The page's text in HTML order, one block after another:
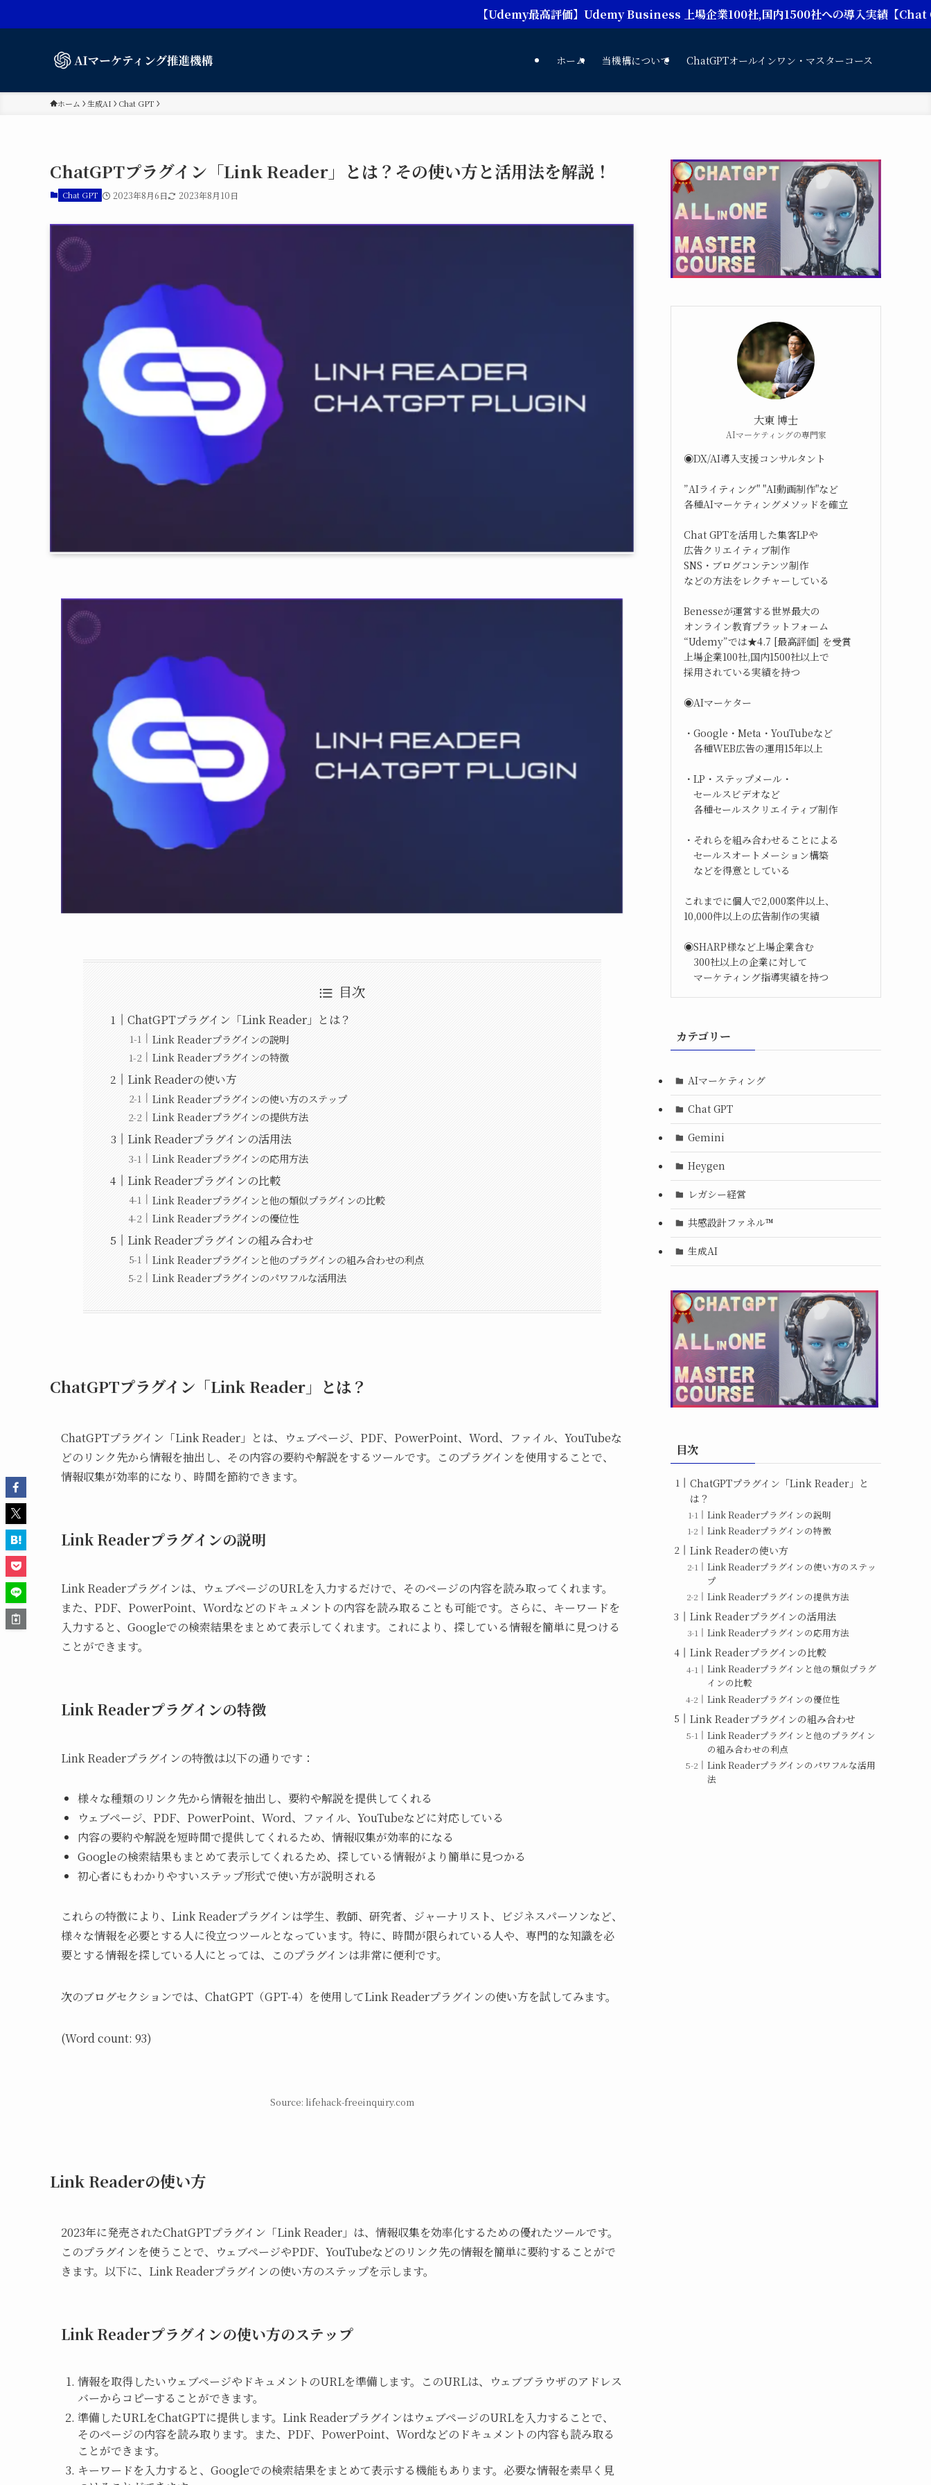
【Udemy最高評価】Udemy Business 上場企業100社,国内1500社への導入実績【Chat GPTオールイ
ホーム 当機構について ChatGPTオールインワン・マスターコース
ホーム 生成AI Chat GPT
ChatGPTプラグイン「Link Reader」とは？その使い方と活用法を解説！
Chat GPT 2023年8月6日 2023年8月10日
目次
ChatGPTプラグイン「Link Reader」とは？
Link Readerプラグインの説明
Link Readerプラグインの特徴
Link Readerの使い方
Link Readerプラグインの使い方のステップ
Link Readerプラグインの提供方法
Link Readerプラグインの活用法
Link Readerプラグインの応用方法
Link Readerプラグインの比較
Link Readerプラグインと他の類似プラグインの比較
Link Readerプラグインの優位性
Link Readerプラグインの組み合わせ
Link Readerプラグインと他のプラグインの組み合わせの利点
Link Readerプラグインのパワフルな活用法
ChatGPTプラグイン「Link Reader」とは？
ChatGPTプラグイン「Link Reader」とは、ウェブページ、PDF、PowerPoint、Word、ファイル、YouTubeな
どのリンク先から情報を抽出し、その内容の要約や解説をするツールです。このプラグインを使用することで、
情報収集が効率的になり、時間を節約できます。
Link Readerプラグインの説明
Link Readerプラグインは、ウェブページのURLを入力するだけで、そのページの内容を読み取ってくれます。
また、PDF、PowerPoint、Wordなどのドキュメントの内容を読み取ることも可能です。さらに、キーワードを
入力すると、Googleでの検索結果をまとめて表示してくれます。これにより、探している情報を簡単に見つける
ことができます。
Link Readerプラグインの特徴
Link Readerプラグインの特徴は以下の通りです：
様々な種類のリンク先から情報を抽出し、要約や解説を提供してくれる
ウェブページ、PDF、PowerPoint、Word、ファイル、YouTubeなどに対応している
内容の要約や解説を短時間で提供してくれるため、情報収集が効率的になる
Googleの検索結果もまとめて表示してくれるため、探している情報がより簡単に見つかる
初心者にもわかりやすいステップ形式で使い方が説明される
これらの特徴により、Link Readerプラグインは学生、教師、研究者、ジャーナリスト、ビジネスパーソンなど、
様々な情報を必要とする人に役立つツールとなっています。特に、時間が限られている人や、専門的な知識を必
要とする情報を探している人にとっては、このプラグインは非常に便利です。
次のブログセクションでは、ChatGPT（GPT-4）を使用してLink Readerプラグインの使い方を試してみます。
(Word count: 93)
Source: lifehack-freeinquiry.com
Link Readerの使い方
2023年に発売されたChatGPTプラグイン「Link Reader」は、情報収集を効率化するための優れたツールです。
このプラグインを使うことで、ウェブページやPDF、YouTubeなどのリンク先の情報を簡単に要約することがで
きます。以下に、Link Readerプラグインの使い方のステップを示します。
Link Readerプラグインの使い方のステップ
情報を取得したいウェブページやドキュメントのURLを準備します。このURLは、ウェブブラウザのアドレス
バーからコピーすることができます。
準備したURLをChatGPTに提供します。Link ReaderプラグインはウェブページのURLを入力することで、
そのページの内容を読み取ります。また、PDF、PowerPoint、Wordなどのドキュメントの内容も読み取る
ことができます。
キーワードを入力すると、Googleでの検索結果をまとめて表示する機能もあります。必要な情報を素早く見
大東 博士
AIマーケティングの専門家
◉DX/AI導入支援コンサルタント
”AIライティング" "AI動画制作"など
各種AIマーケティングメソッドを確立
Chat GPTを活用した集客LPや
広告クリエイティブ制作
SNS・ブログコンテンツ制作
などの方法をレクチャーしている
Benesseが運営する世界最大の
オンライン教育プラットフォーム
“Udemy”では★4.7 [最高評価] を受賞
上場企業100社,国内1500社以上で
採用されている実績を持つ
◉AIマーケター
・Google・Meta・YouTubeなど
各種WEB広告の運用15年以上
・LP・ステップメール・
セールスビデオなど
各種セールスクリエイティブ制作
・それらを組み合わせることによる
セールスオートメーション構築
などを得意としている
これまでに個人で2,000案件以上、
10,000件以上の広告制作の実績
◉SHARP様など上場企業含む
300社以上の企業に対して
マーケティング指導実績を持つ
カテゴリー
AIマーケティング
Chat GPT
Gemini
Heygen
レガシー経営
共感設計ファネル™︎
生成AI
目次
ChatGPTプラグイン「Link Reader」と
は？
Link Readerプラグインの説明
Link Readerプラグインの特徴
Link Readerの使い方
Link Readerプラグインの使い方のステッ
プ
Link Readerプラグインの提供方法
Link Readerプラグインの活用法
Link Readerプラグインの応用方法
Link Readerプラグインの比較
Link Readerプラグインと他の類似プラグ
インの比較
Link Readerプラグインの優位性
Link Readerプラグインの組み合わせ
Link Readerプラグインと他のプラグイン
の組み合わせの利点
Link Readerプラグインのパワフルな活用
法